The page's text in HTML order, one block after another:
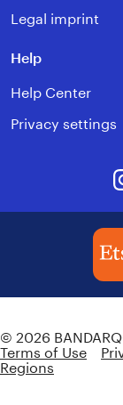
Legal imprint
Help
Help Center
Privacy settings
© 2026
Terms of Use
Regions